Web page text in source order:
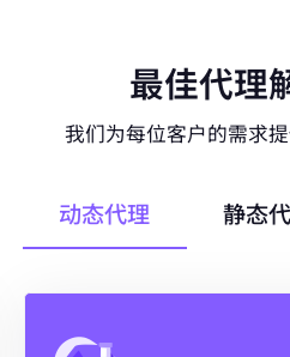
最佳代理
我们为每位客户的需求
动态代理 静态